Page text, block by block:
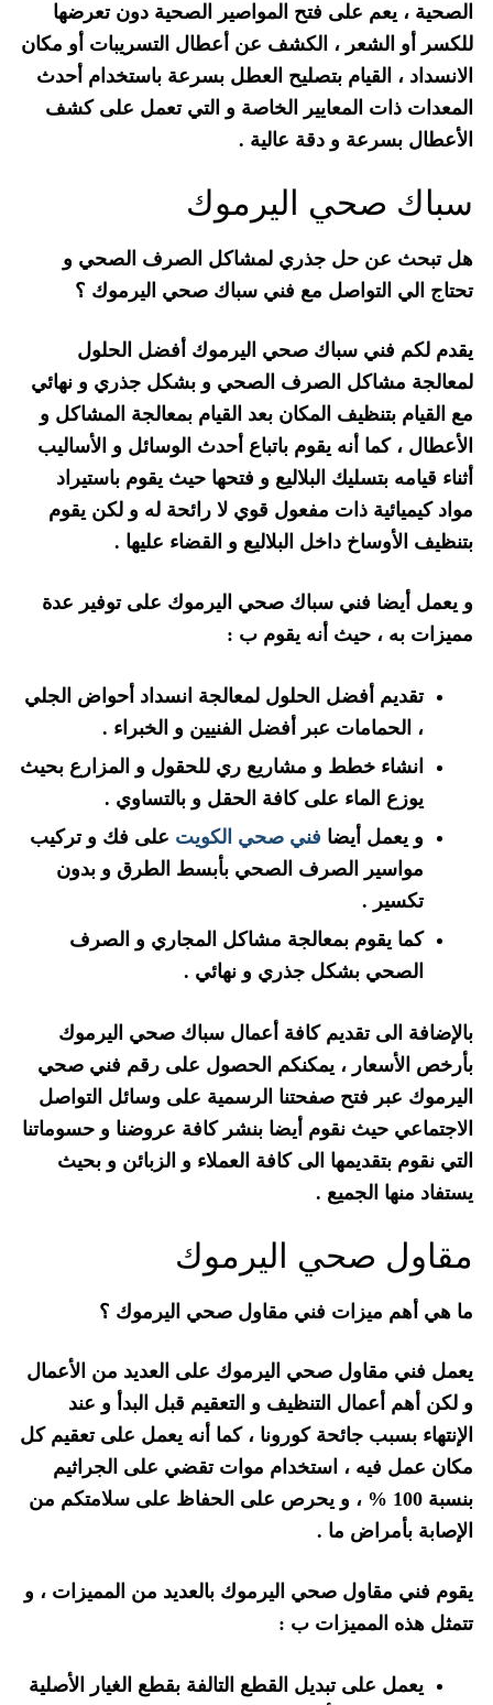
الصحية ، يعم على فتح المواصير الصحية دون تعرضها
للكسر أو الشعر ، الكشف عن أعطال التسريبات أو مكان
الانسداد ، القيام بتصليح العطل بسرعة باستخدام أحدث
المعدات ذات المعايير الخاصة و التي تعمل على كشف
الأعطال بسرعة و دقة عالية .
سباك صحي اليرموك
هل تبحث عن حل جذري لمشاكل الصرف الصحي و
تحتاج الي التواصل مع فني سباك صحي اليرموك ؟
يقدم لكم فني سباك صحي اليرموك أفضل الحلول
لمعالجة مشاكل الصرف الصحي و بشكل جذري و نهائي
مع القيام بتنظيف المكان بعد القيام بمعالجة المشاكل و
الأعطال ، كما أنه يقوم باتباع أحدث الوسائل و الأساليب
أثناء قيامه بتسليك البلاليع و فتحها حيث يقوم باستيراد
مواد كيميائية ذات مفعول قوي لا رائحة له و لكن يقوم
بتنظيف الأوساخ داخل البلاليع و القضاء عليها .
و يعمل أيضا فني سباك صحي اليرموك على توفير عدة
مميزات به ، حيث أنه يقوم ب :
تقديم أفضل الحلول لمعالجة انسداد أحواض الجلي
، الحمامات عبر أفضل الفنيين و الخبراء .
انشاء خطط و مشاريع ري للحقول و المزارع بحيث
يوزع الماء على كافة الحقل و بالتساوي .
و يعمل أيضا فني صحي الكويت على فك و تركيب
مواسير الصرف الصحي بأبسط الطرق و بدون
تكسير .
كما يقوم بمعالجة مشاكل المجاري و الصرف
الصحي بشكل جذري و نهائي .
بالإضافة الى تقديم كافة أعمال سباك صحي اليرموك
بأرخص الأسعار ، يمكنكم الحصول على رقم فني صحي
اليرموك عبر فتح صفحتنا الرسمية على وسائل التواصل
الاجتماعي حيث نقوم أيضا بنشر كافة عروضنا و حسوماتنا
التي نقوم بتقديمها الى كافة العملاء و الزبائن و بحيث
يستفاد منها الجميع .
مقاول صحي اليرموك
ما هي أهم ميزات فني مقاول صحي اليرموك ؟
يعمل فني مقاول صحي اليرموك على العديد من الأعمال
و لكن أهم أعمال التنظيف و التعقيم قبل البدأ و عند
الإنتهاء بسبب جائحة كورونا ، كما أنه يعمل على تعقيم كل
مكان عمل فيه ، استخدام موات تقضي على الجراثيم
بنسبة 100 % ، و يحرص على الحفاظ على سلامتكم من
الإصابة بأمراض ما .
يقوم فني مقاول صحي اليرموك بالعديد من المميزات ، و
تتمثل هذه المميزات ب :
يعمل على تبديل القطع التالفة بقطع الغيار الأصلية